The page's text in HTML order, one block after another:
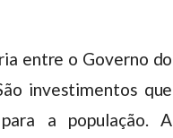
entre o Governo do
investimentos que
a população. A